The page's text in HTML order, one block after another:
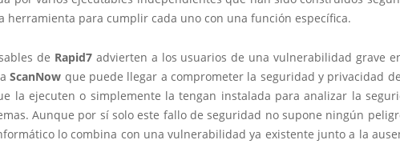
herramienta para cumplir cada uno con una función específica.
de Rapid7advierten a los usuarios de una vulnerabilidad grave
ScanNow que puede llegar a comprometer la seguridad y privacidad
la ejecuten o simplemente la tengan instalada para analizar la
Aunque por sí solo este fallo de seguridad no supone ningún
lo combina con una vulnerabilidad ya existente junto a la